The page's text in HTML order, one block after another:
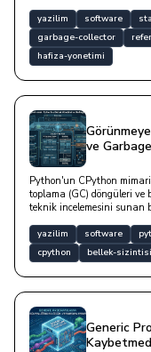
yazilim software
garbage-collector
hafiza-yonetimi
ve
Python'un CPython
toplama (GC) döngüleri
teknik incelemesini sunan
yazilim software
cpython
bellek-sizintisi
Generic